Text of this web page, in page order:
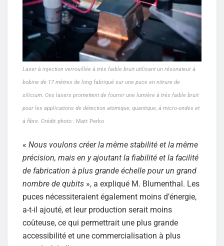
Laser à injection verrouillée à très faible bruit utilisant un résonateur à
bobine de 17 mètres de long fabriqué sur une puce en nitrure de
silicium. Ces lasers promettent de fournir une lumière à très faible bruit
pour les applications de détection atomique, quantique, à micro-ondes et
à fibre. Crédit photo : Matt Perko
« Nous voulons créer la même stabilité et la même
précision, mais en y ajoutant la fiabilité et la facilité
de fabrication à plus grande échelle pour un grand
nombre de qubits », a expliqué M. Blumenthal. Les
puces nécessiteraient également moins d’énergie,
a-t-il ajouté, et leur production serait moins
coûteuse, ce qui permettrait une plus grande
accessibilité et une commercialisation à plus